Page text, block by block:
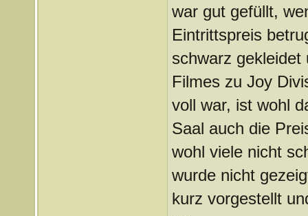
war gut gefüllt,
Eintrittspreis
schwarz
Filmes zu Joy
voll war, ist wohl
Saal auch die
wohl viele nicht
wurde nicht
kurz vorgestellt